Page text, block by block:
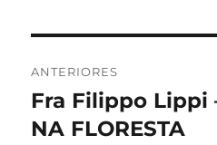
de
Post
ANTERIORES
Post
anterior:
Fra Filippo Lippi
NA FLORESTA